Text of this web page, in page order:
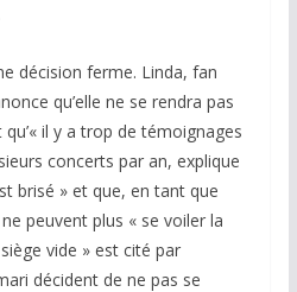
décision ferme. Linda, fan
qu’elle ne se rendra pas
il y a trop de témoignages
concerts par an, explique
brisé » et que, en tant que
peuvent plus « se voiler la
vide » est cité par
décident de ne pas se